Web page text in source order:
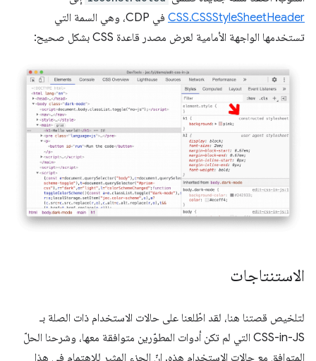
CSS.CSSStyleSheetHeader
في CDP، وهي السمة التي
تستخدمها الواجهة الأمامية لعرض مصدر قاعدة CSS بشكل صحيح:
الاستنتاجات
لتلخيص قصتنا هنا، لقد اطّلعنا على حالات الاستخدام ذات الصلة بـ
CSS-in-JS التي لم تكن أدوات المطوّرين متوافقة معها، وشرحنا الحلّ
المتوافق مع حالات الاستخدام هذه. إنّ الجزء المثير للاهتمام في هذا